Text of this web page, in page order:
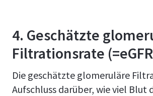
4. Geschätzte
Filtrationsrate
Die geschätzte glomeruläre
Aufschluss darüber, wie viel Blut